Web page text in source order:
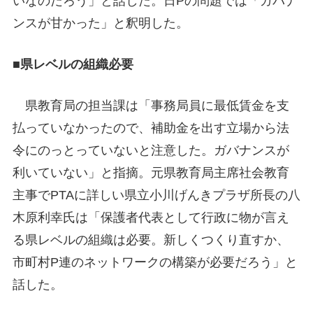
ンスが甘かった」と釈明した。
■県レベルの組織必要
県教育局の担当課は「事務局員に最低賃金を支
払っていなかったので、補助金を出す立場から法
令にのっとっていないと注意した。ガバナンスが
利いていない」と指摘。元県教育局主席社会教育
主事でPTAに詳しい県立小川げんきプラザ所長の八
木原利幸氏は「保護者代表として行政に物が言え
る県レベルの組織は必要。新しくつくり直すか、
市町村P連のネットワークの構築が必要だろう」と
話した。